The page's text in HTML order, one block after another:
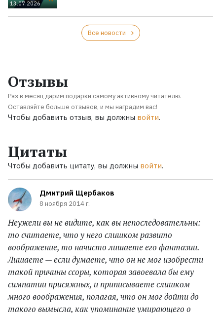
13.07.2026
Все новости
Отзывы
Раз в месяц дарим подарки самому активному читателю.
Оставляйте больше отзывов, и мы наградим вас!
Чтобы добавить отзыв, вы должны войти.
Цитаты
Чтобы добавить цитату, вы должны войти.
Дмитрий Щербаков
8 ноября 2014 г.
Неужели вы не видите, как вы непоследовательны:
то считаете, что у него слишком развито
воображение, то начисто лишаете его фантазии.
Лишаете — если думаете, что он не мог изобрести
такой причины ссоры, которая завоевала бы ему
симпатии присяжных, и приписываете слишком
много воображения, полагая, что он мог дойти до
такого вымысла, как упоминание умирающего о